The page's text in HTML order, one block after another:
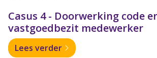
Casus 4 - Doorwerking code
vastgoedbezit medewerker
Lees verder